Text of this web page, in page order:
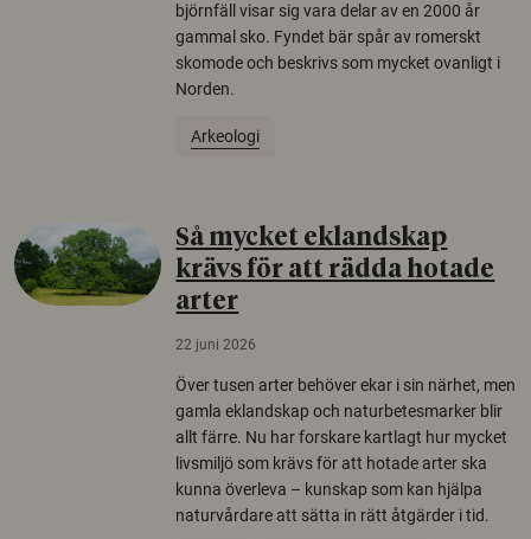
björnfäll visar sig vara delar av en 2000 år
gammal sko. Fyndet bär spår av romerskt
skomode och beskrivs som mycket ovanligt i
Norden.
Arkeologi
Så mycket eklandskap
krävs för att rädda hotade
arter
22 juni 2026
Över tusen arter behöver ekar i sin närhet, men
gamla eklandskap och naturbetesmarker blir
allt färre. Nu har forskare kartlagt hur mycket
livsmiljö som krävs för att hotade arter ska
kunna överleva – kunskap som kan hjälpa
naturvårdare att sätta in rätt åtgärder i tid.